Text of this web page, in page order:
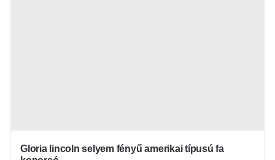
Gloria lincoln selyem fényű amerikai típusú fa